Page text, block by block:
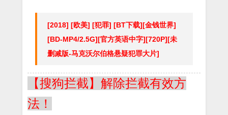
[2018] [欧美] [犯罪] [BT下载][金钱世界]
[BD-MP4/2.5G][官方英语中字][720P][未
删减版-马克沃尔伯格悬疑犯罪大片]
【搜狗拦截】解除拦截有效方
法！